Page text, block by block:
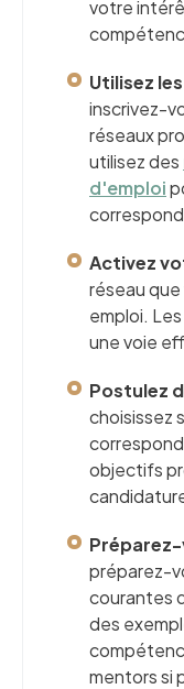
votre
Utilisez
inscrivez-
réseaux
utilisez des
d'emploi
Activez
réseau
emploi.
une voie
Postulez
choisissez
objectifs
préparez-
courantes
des
mentors si